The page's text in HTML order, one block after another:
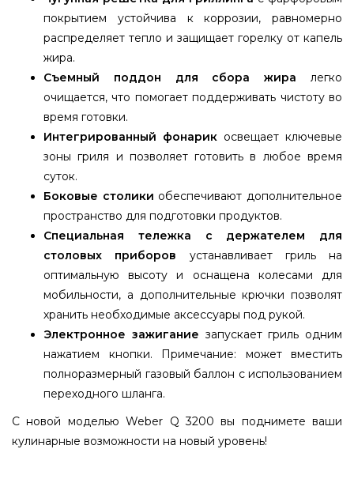
покрытием устойчива к коррозии, равномерно
распределяет тепло и защищает горелку от капель
жира.
Съемный поддон для сбора жира легко
очищается, что помогает поддерживать чистоту во
время готовки.
Интегрированный фонарик освещает ключевые
зоны гриля и позволяет готовить в любое время
суток.
Боковые столики обеспечивают дополнительное
пространство для подготовки продуктов.
Специальная тележка с держателем для
столовых приборов устанавливает гриль на
оптимальную высоту и оснащена колесами для
мобильности, а дополнительные крючки позволят
хранить необходимые аксессуары под рукой.
Электронное зажигание запускает гриль одним
нажатием кнопки. Примечание: может вместить
полноразмерный газовый баллон с использованием
переходного шланга.
С новой моделью Weber Q 3200 вы поднимете ваши
кулинарные возможности на новый уровень!